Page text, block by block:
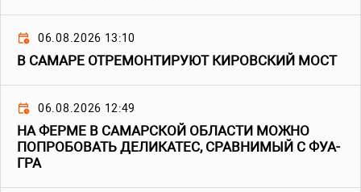
06.08.2026 13:10
В САМАРЕ ОТРЕМОНТИРУЮТ КИРОВСКИЙ МОСТ
06.08.2026 12:49
НА ФЕРМЕ В САМАРСКОЙ ОБЛАСТИ МОЖНО
ПОПРОБОВАТЬ ДЕЛИКАТЕС, СРАВНИМЫЙ С ФУА-
ГРА